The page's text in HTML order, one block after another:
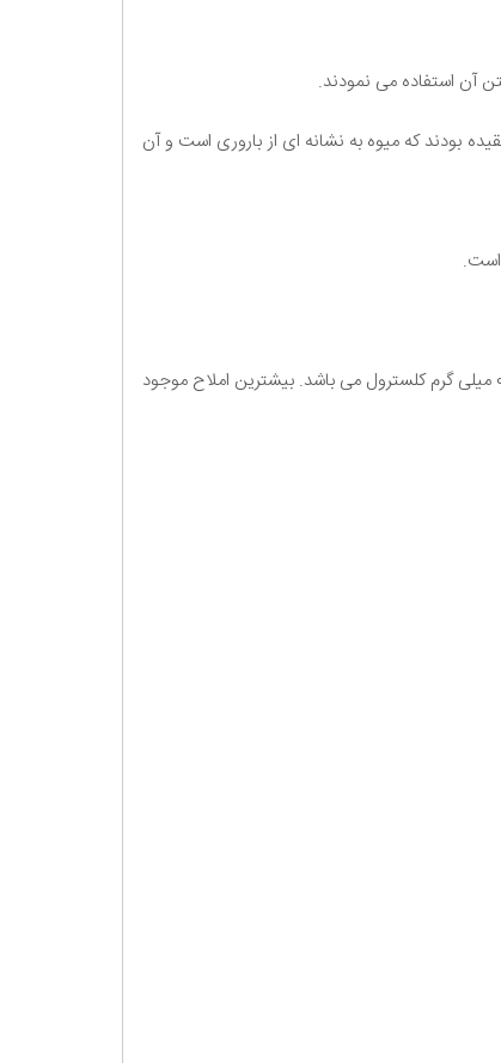
آن استفاده می نمودند.
بودند که میوه به نشانه ای از باروری است و آن
است.
به طور کلی، یک عدد میوه به با وزن 92 گرم، دارای 52 کیلوکالری، 0/37 گرم پروتئین، 0/09 گرم چربی ، 14/08 گرم کربوهیدرات ، 1/7 گرم فیبر و 0 میلی گرم کلسترول می باشد. بیشترین املاح موجود